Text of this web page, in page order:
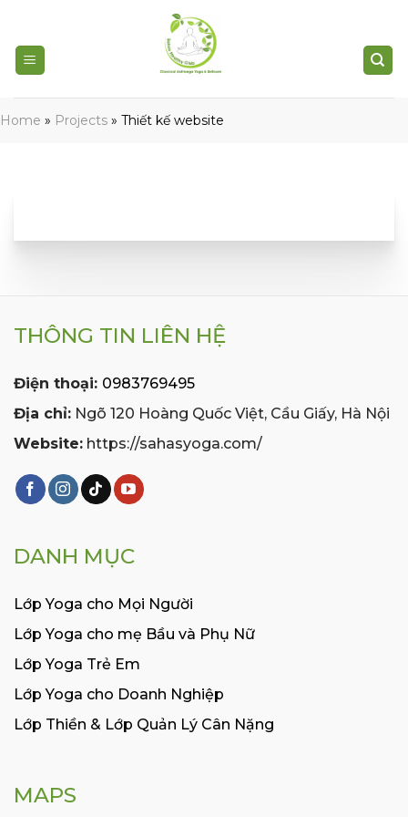
content
Home » Projects » Thiết kế website
THÔNG TIN LIÊN HỆ
Điện thoại: 0983769495
Địa chỉ: Ngõ 120 Hoàng Quốc Việt, Cầu Giấy, Hà Nội
Website: https://sahasyoga.com/
DANH MỤC
Lớp Yoga cho Mọi Người
Lớp Yoga cho mẹ Bầu và Phụ Nữ
Lớp Yoga Trẻ Em
Lớp Yoga cho Doanh Nghiệp
Lớp Thiền & Lớp Quản Lý Cân Nặng
MAPS